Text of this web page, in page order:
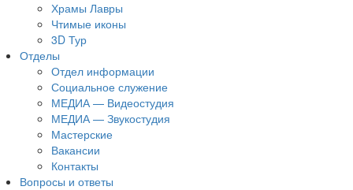
Храмы Лавры
Чтимые иконы
3D Тур
Отделы
Отдел информации
Социальное служение
МЕДИА — Видеостудия
МЕДИА — Звукостудия
Мастерские
Вакансии
Контакты
Вопросы и ответы